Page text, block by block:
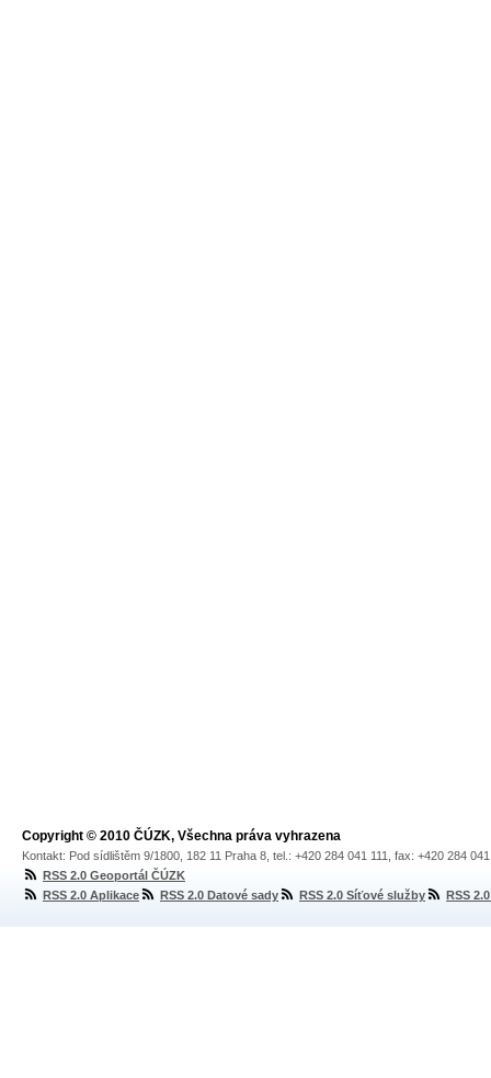
Copyright © 2010 ČÚZK, Všechna práva vyhrazena
Kontakt: Pod sídlištěm 9/1800, 182 11 Praha 8, tel.: +420 284 041 111, fax: +420 284
RSS 2.0 Geoportál ČÚZK
RSS 2.0 Aplikace
RSS 2.0 Datové sady RSS 2.0 Síťové služby RSS